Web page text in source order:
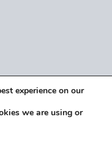
experience on our
we are using or